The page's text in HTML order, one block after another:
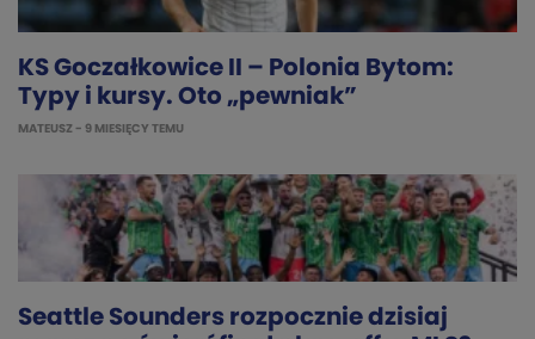
KS Goczałkowice II – Polonia Bytom:
Typy i kursy. Oto „pewniak”
MATEUSZ - 9 MIESIĘCY TEMU
Seattle Sounders rozpocznie dzisiaj